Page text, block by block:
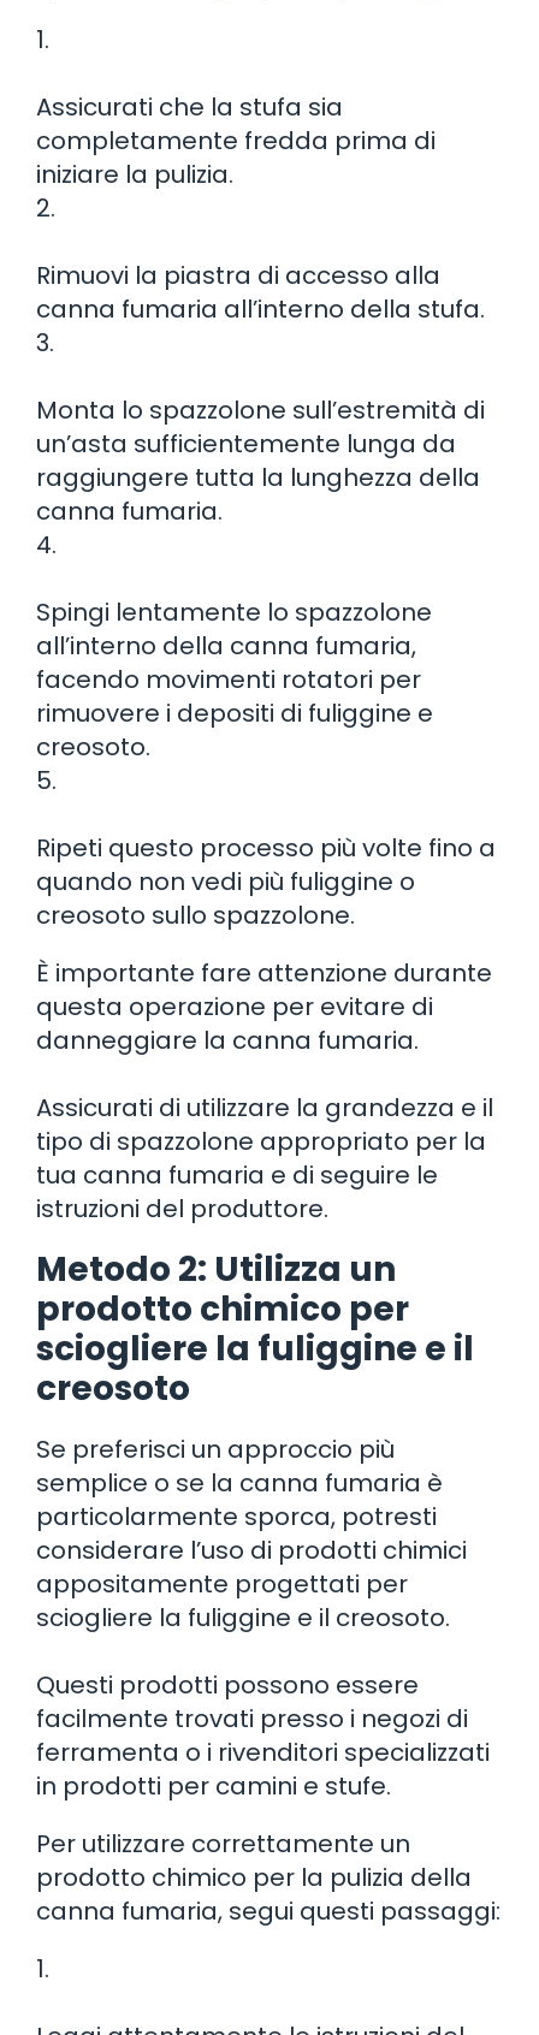
1.
Assicurati che la stufa sia
completamente fredda prima di
iniziare la pulizia.
2.
Rimuovi la piastra di accesso alla
canna fumaria all’interno della stufa.
3.
Monta lo spazzolone sull’estremità di
un’asta sufficientemente lunga da
raggiungere tutta la lunghezza della
canna fumaria.
4.
Spingi lentamente lo spazzolone
all’interno della canna fumaria,
facendo movimenti rotatori per
rimuovere i depositi di fuliggine e
creosoto.
5.
Ripeti questo processo più volte fino a
quando non vedi più fuliggine o
creosoto sullo spazzolone.
È importante fare attenzione durante
questa operazione per evitare di
danneggiare la canna fumaria.
Assicurati di utilizzare la grandezza e il
tipo di spazzolone appropriato per la
tua canna fumaria e di seguire le
istruzioni del produttore.
Metodo 2: Utilizza un
prodotto chimico per
sciogliere la fuliggine e il
creosoto
Se preferisci un approccio più
semplice o se la canna fumaria è
particolarmente sporca, potresti
considerare l’uso di prodotti chimici
appositamente progettati per
sciogliere la fuliggine e il creosoto.
Questi prodotti possono essere
facilmente trovati presso i negozi di
ferramenta o i rivenditori specializzati
in prodotti per camini e stufe.
Per utilizzare correttamente un
prodotto chimico per la pulizia della
canna fumaria, segui questi passaggi:
1.